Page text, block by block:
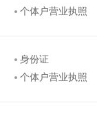
个体户营业执照
身份证
个体户营业执照